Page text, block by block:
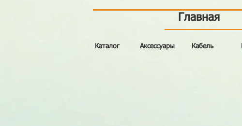
Каталог Аксессуары Кабель
Главная